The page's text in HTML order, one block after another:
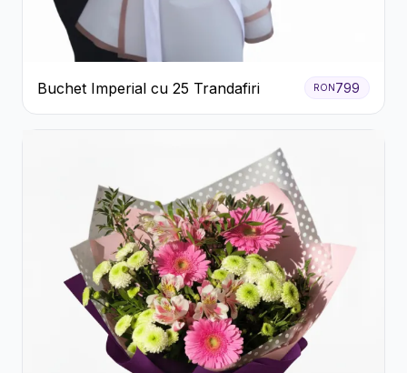
Buchet Imperial cu 25 Trandafiri RON 799